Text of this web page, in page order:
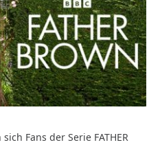
Fans der Serie FATHER